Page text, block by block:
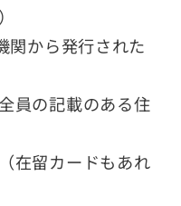
関から発行された
員の記載のある住
在留カードもあれ